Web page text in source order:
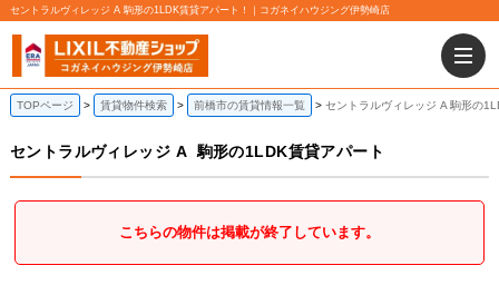
セントラルヴィレッジ A 駒形の1LDK賃貸アパート！｜コガネイハウジング伊勢崎店
TOPページ 賃貸物件検索 前橋市の賃貸情報一覧 セントラルヴィレッジ A 駒形の
セントラルヴィレッジ A 駒形の1LDK賃貸アパート
こちらの物件は掲載が終了しています。